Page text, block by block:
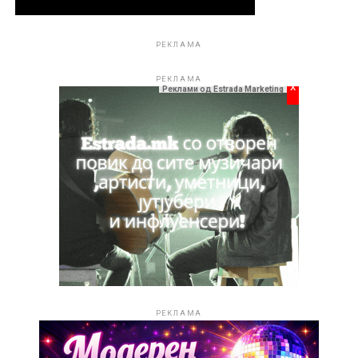
РЕКЛАМА
РЕКЛАМА
Реклами од Estrada Marketing x
РЕКЛАМА